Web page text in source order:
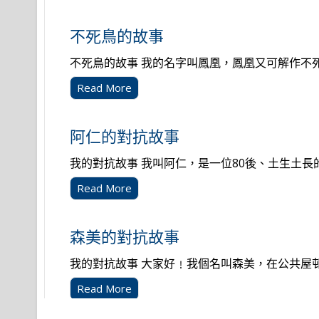
不死鳥的故事
不死鳥的故事 我的名字叫鳳凰，鳳凰又可解作不
Read More
阿仁的對抗故事
我的對抗故事 我叫阿仁，是一位80後、土生土長
Read More
森美的對抗故事
我的對抗故事 大家好﹗我個名叫森美，在公共屋
Read More